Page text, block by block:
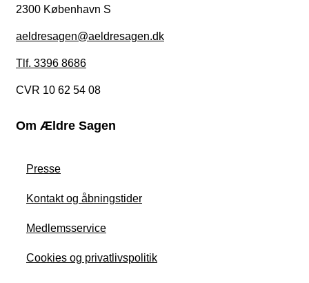
2300 København S
aeldresagen@aeldresagen.dk
Tlf. 3396 8686
CVR 10 62 54 08
Om Ældre Sagen
Presse
Kontakt og åbningstider
Medlemsservice
Cookies og privatlivspolitik